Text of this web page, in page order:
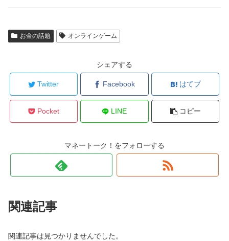
お金の話題 オンラインゲーム
シェアする
Twitter Facebook はてブ
Pocket LINE コピー
マネートーク！をフォローする
関連記事
関連記事は見つかりませんでした。